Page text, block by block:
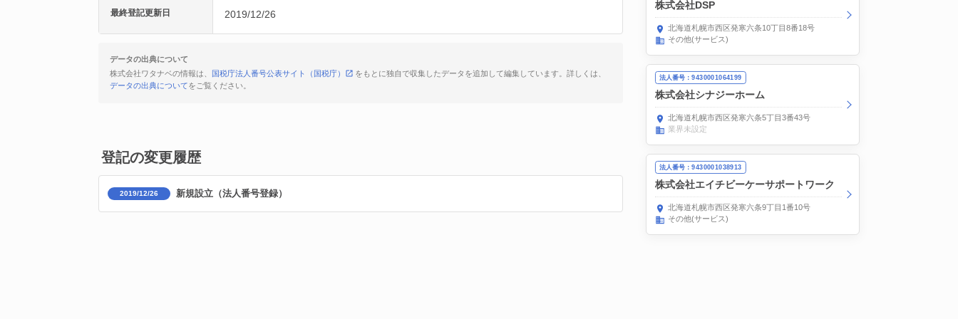
最終登記更新日 2019/12/26
データの出典について
株式会社ワタナベの情報は、
国税庁法人番号公表サイト（国税庁）
をもとに独自で収集したデータを追加して編集しています。詳しくは、
データの出典についてをご覧ください。
登記の変更履歴
2019/12/26 新規設立（法人番号登録）
株式会社DSP
北海道札幌市西区発寒六条10丁目8番18号
その他(サービス)
法人番号：9430001064199
株式会社シナジーホーム
北海道札幌市西区発寒六条5丁目3番43号
業界未設定
法人番号：9430001038913
株式会社エイチビーケーサポートワーク
北海道札幌市西区発寒六条9丁目1番10号
その他(サービス)